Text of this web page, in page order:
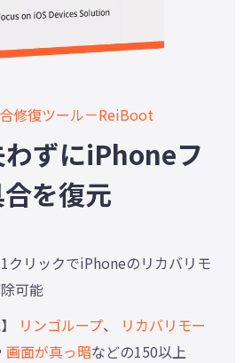
修復ツール－ReiBoot
ずにiPhoneフ
を復元
1クリックでiPhoneのリカバリモ
可能
リンゴループ、
リカバリモー
画面が真っ暗などの150以上